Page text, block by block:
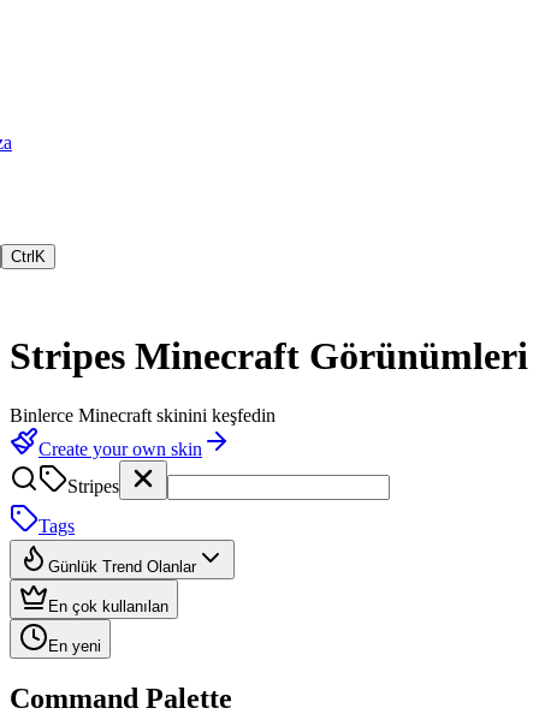
Ctrl K
Stripes Minecraft Görünümleri
Binlerce Minecraft skinini keşfedin
Create your own skin
Stripes
Tags
Günlük Trend Olanlar
En çok kullanılan
En yeni
Command Palette